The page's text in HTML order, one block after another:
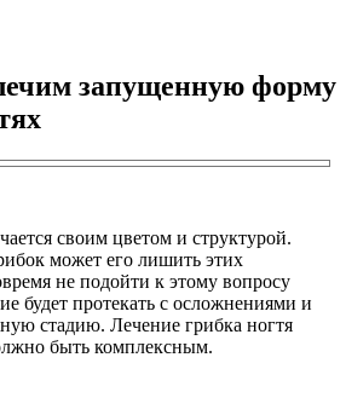
запущенную форму
своим цветом и структурой.
может его лишить этих
не подойти к этому вопросу
будет протекать с осложнениями и
стадию. Лечение грибка ногтя
быть комплексным.